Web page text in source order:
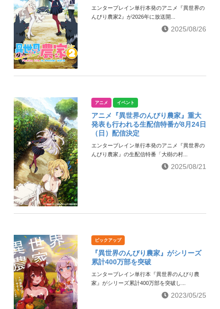
エンターブレイン単行本発のアニメ『異世界の
んびり農家2』が2026年に放送開...
2025/08/26
アニメ イベント
アニメ『異世界のんびり農家』重大
発表も行われる生配信特番が8月24日
（日）配信決定
エンターブレイン単行本発のアニメ『異世界の
んびり農家』の生配信特番「大樹の村...
2025/08/21
ピックアップ
『異世界のんびり農家』がシリーズ
累計400万部を突破
エンターブレイン単行本『異世界のんびり農
家』がシリーズ累計400万部を突破し...
2023/05/25